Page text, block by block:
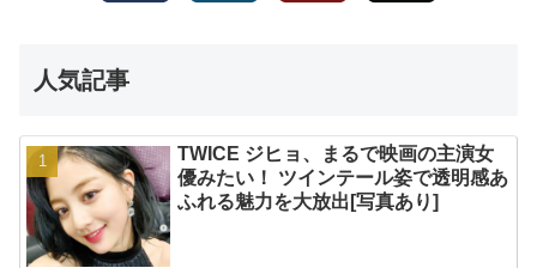
人気記事
TWICE ジヒョ、まるで映画の主演女
優みたい！ ツインテール姿で透明感あ
ふれる魅力を大放出[写真あり]